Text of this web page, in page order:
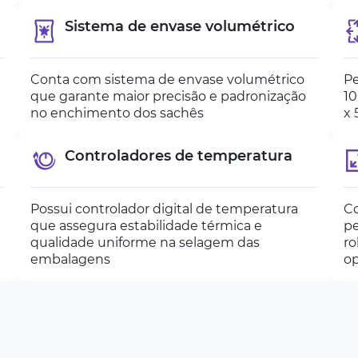
Sistema de envase volumétrico
Conta com sistema de envase volumétrico
que garante maior precisão e padronização
no enchimento dos sachês
Controladores de temperatura
Possui controlador digital de temperatura
que assegura estabilidade térmica e
qualidade uniforme na selagem das
embalagens
x